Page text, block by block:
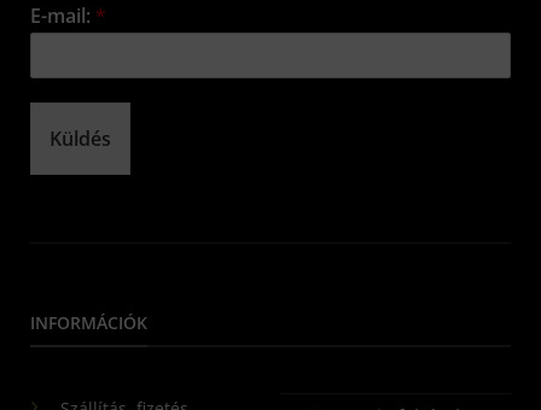
E-mail: *
Küldés
INFORMÁCIÓK